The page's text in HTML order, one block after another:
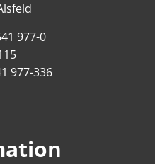
977-0
977-336